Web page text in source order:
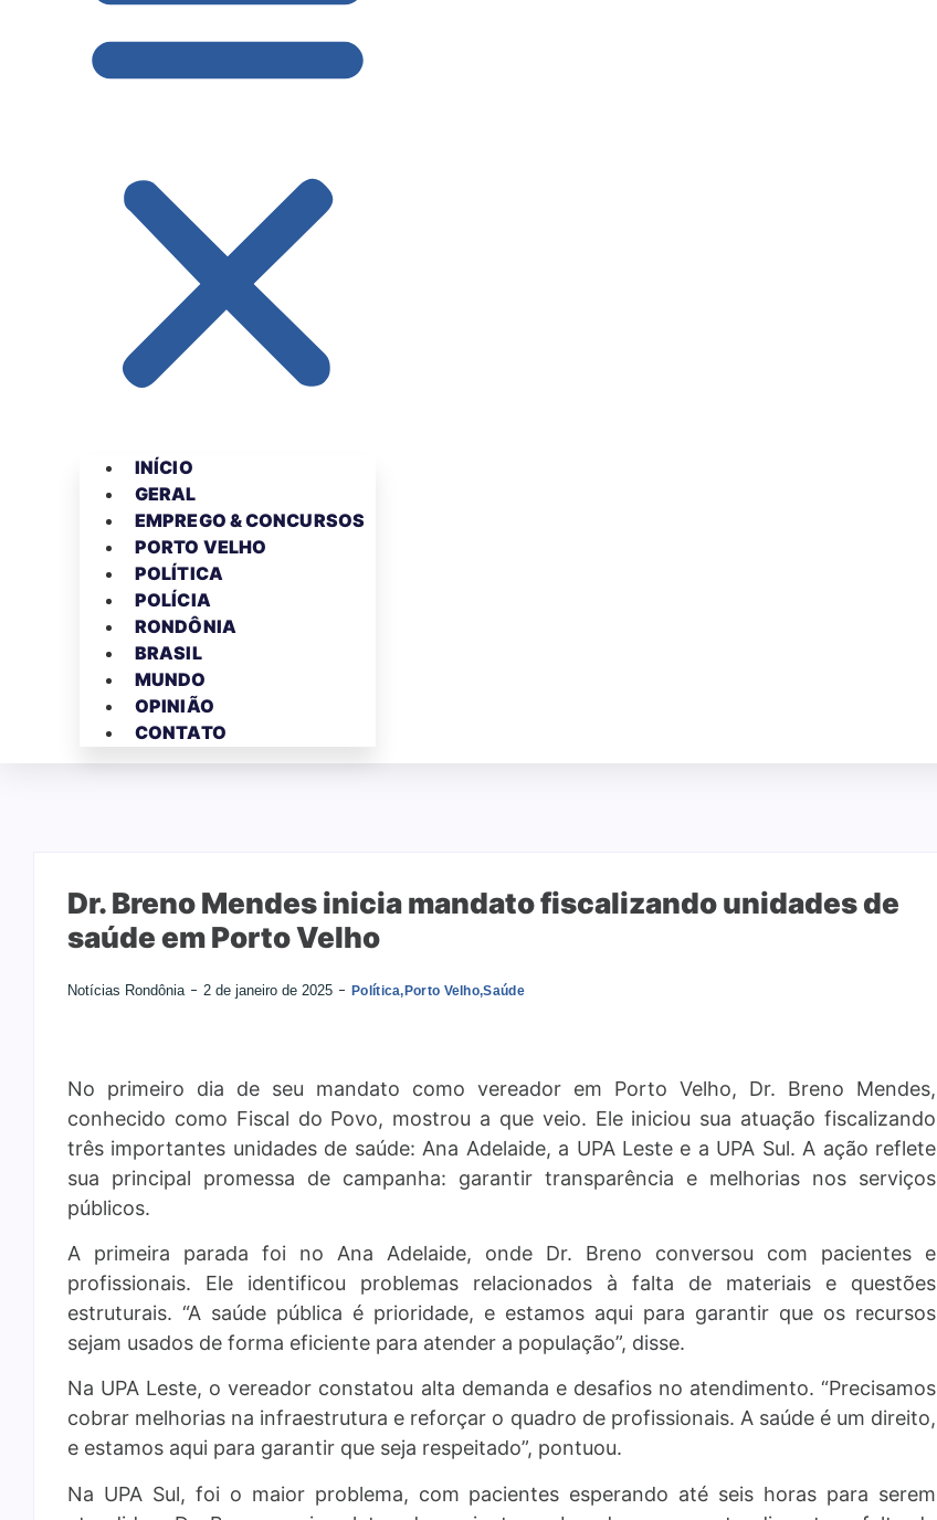
INÍCIO
GERAL
EMPREGO & CONCURSOS
PORTO VELHO
POLÍTICA
POLÍCIA
RONDÔNIA
BRASIL
MUNDO
OPINIÃO
CONTATO
Dr. Breno Mendes inicia mandato fiscalizando unidades de
saúde em Porto Velho
Notícias Rondônia 2 de janeiro de 2025 Política,Porto Velho,Saúde
No primeiro dia de seu mandato como vereador em Porto Velho, Dr. Breno Mendes,
conhecido como Fiscal do Povo, mostrou a que veio. Ele iniciou sua atuação fiscalizando
três importantes unidades de saúde: Ana Adelaide, a UPA Leste e a UPA Sul. A ação reflete
sua principal promessa de campanha: garantir transparência e melhorias nos serviços
públicos.
A primeira parada foi no Ana Adelaide, onde Dr. Breno conversou com pacientes e
profissionais. Ele identificou problemas relacionados à falta de materiais e questões
estruturais. “A saúde pública é prioridade, e estamos aqui para garantir que os recursos
sejam usados de forma eficiente para atender a população”, disse.
Na UPA Leste, o vereador constatou alta demanda e desafios no atendimento. “Precisamos
cobrar melhorias na infraestrutura e reforçar o quadro de profissionais. A saúde é um direito,
e estamos aqui para garantir que seja respeitado”, pontuou.
Na UPA Sul, foi o maior problema, com pacientes esperando até seis horas para serem